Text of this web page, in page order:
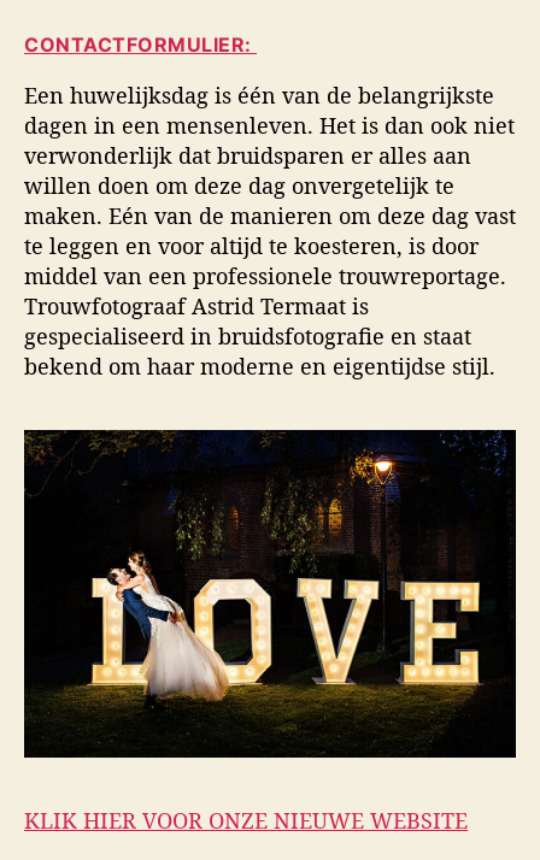
d
s
f
o
t
o
g
r
a
f
i
u
e
u
r
u
m
CONTACTFORMULIER:
Een huwelijksdag is één van de belangrijkste
dagen in een mensenleven. Het is dan ook niet
verwonderlijk dat bruidsparen er alles aan
willen doen om deze dag onvergetelijk te
maken. Eén van de manieren om deze dag vast
te leggen en voor altijd te koesteren, is door
middel van een professionele trouwreportage.
Trouwfotograaf Astrid Termaat is
gespecialiseerd in bruidsfotografie en staat
bekend om haar moderne en eigentijdse stijl.
KLIK HIER VOOR ONZE NIEUWE WEBSITE